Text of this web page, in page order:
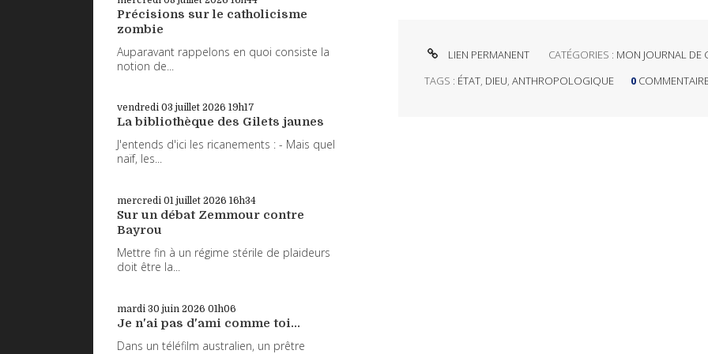
Précisions sur le catholicisme
zombie
Auparavant rappelons en quoi consiste la
notion de...
vendredi 03 juillet 2026 19h17
La bibliothèque des Gilets jaunes
J'entends d'ici les ricanements : - Mais quel
naïf, les...
mercredi 01 juillet 2026 16h34
Sur un débat Zemmour contre
Bayrou
Mettre fin à un régime stérile de plaideurs
doit être la...
mardi 30 juin 2026 01h06
Je n'ai pas d'ami comme toi...
Dans un téléfilm australien, un prêtre
LIEN PERMANENT CATÉGORIES : MON JOURNAL DE
TAGS : ÉTAT, DIEU, ANTHROPOLOGIQUE 0